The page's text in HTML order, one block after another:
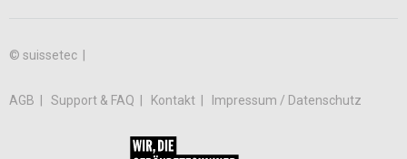
© suissetec |
AGB Support & FAQ Kontakt Impressum / Datenschutz